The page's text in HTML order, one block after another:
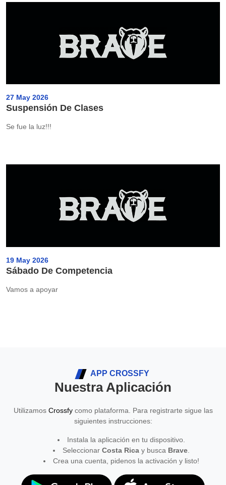
27 May 2026
Suspensión De Clases
Se fue la luz!!!
19 May 2026
Sábado De Competencia
Vamos a apoyar
APP CROSSFY
Nuestra Aplicación
Utilizamos Crossfycomo plataforma. Para registrarte sigue las
siguientes instrucciones:
Instala la aplicación en tu dispositivo.
Seleccionar Costa Ricay busca Brave.
Crea una cuenta, pidenos la activación y listo!